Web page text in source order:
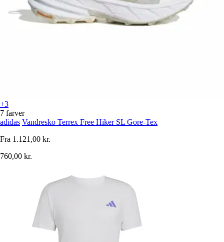
+3
7 farver
adidas Vandresko Terrex Free Hiker SL Gore-Tex
Fra 1.121,00 kr.
760,00 kr.